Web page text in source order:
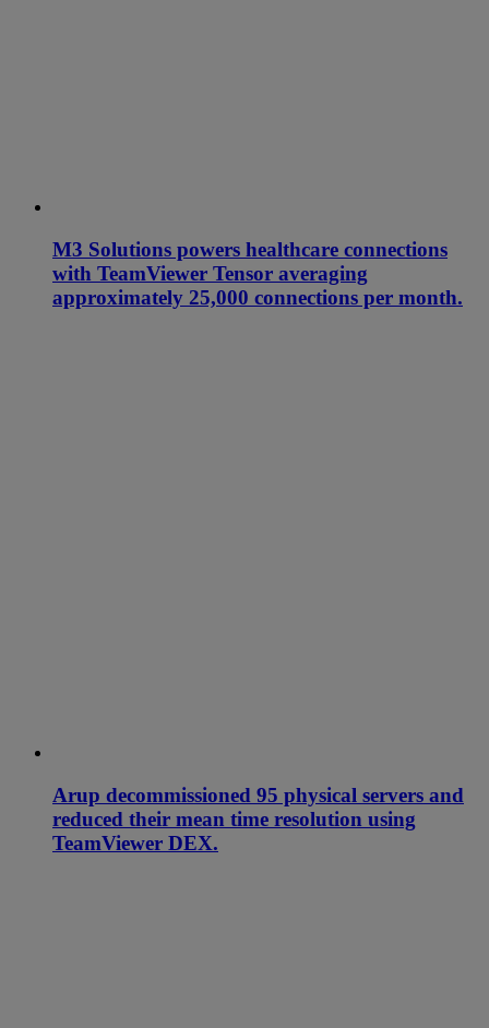
M3 Solutions powers healthcare connections
with TeamViewer Tensor averaging
approximately 25,000 connections per month.
Arup decommissioned 95 physical servers and
reduced their mean time resolution using
TeamViewer DEX.